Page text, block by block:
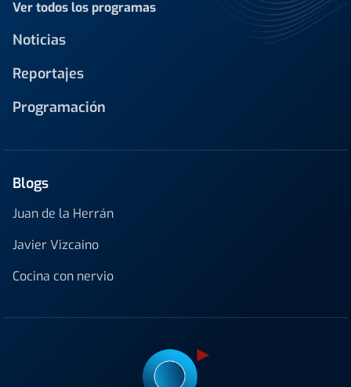
Ver todos los programas
Noticias
Reportajes
Programación
Blogs
Juan de la Herrán
Javier Vizcaino
Cocina con nervio